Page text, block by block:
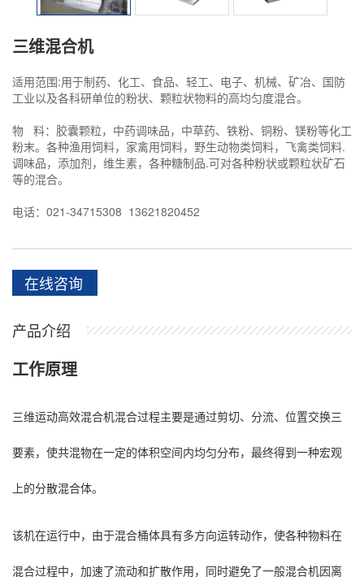
三维混合机
适用范围:用于制药、化工、食品、轻工、电子、机械、矿冶、国防
工业以及各科研单位的粉状、颗粒状物料的高均匀度混合。
物 料：胶囊颗粒，中药调味品，中草药、铁粉、铜粉、镁粉等化工
粉末。各种渔用饲料，家禽用饲料，野生动物类饲料，飞禽类饲料.
调味品，添加剂，维生素，各种糖制品.可对各种粉状或颗粒状矿石
等的混合。
电话：021-34715308 13621820452
在线咨询
产品介绍
工作原理
三维运动高效混合机混合过程主要是通过剪切、分流、位置交换三
要素，使共混物在一定的体积空间内均匀分布，最终得到一种宏观
上的分散混合体。
该机在运行中，由于混合桶体具有多方向运转动作，使各种物料在
混合过程中，加速了流动和扩散作用，同时避免了一般混合机因离